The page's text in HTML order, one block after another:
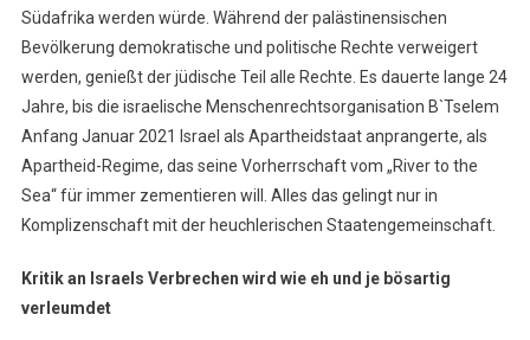
Südafrika werden würde. Während der palästinensischen
Bevölkerung demokratische und politische Rechte verweigert
werden, genießt der jüdische Teil alle Rechte. Es dauerte lange 24
Jahre, bis die israelische Menschenrechtsorganisation B`Tselem
Anfang Januar 2021 Israel als Apartheidstaat anprangerte, als
Apartheid-Regime, das seine Vorherrschaft vom „River to the
Sea“ für immer zementieren will. Alles das gelingt nur in
Komplizenschaft mit der heuchlerischen Staatengemeinschaft.
Kritik an Israels Verbrechen wird wie eh und je bösartig
verleumdet